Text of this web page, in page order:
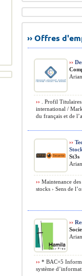
›› Offres
››
››
. Profil
international /
du français et de
››
St3s
›› Maintenance
stocks › Sens de
››
›› * BAC+5
système